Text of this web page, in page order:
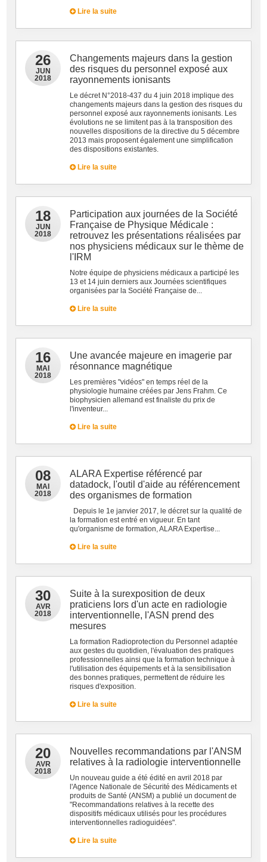
Lire la suite
26
JUN
2018
Changements majeurs dans la gestion
des risques du personnel exposé aux
rayonnements ionisants
Le décret N°2018-437 du 4 juin 2018 implique des
changements majeurs dans la gestion des risques du
personnel exposé aux rayonnements ionisants. Les
évolutions ne se limitent pas à la transposition des
nouvelles dispositions de la directive du 5 décembre
2013 mais proposent également une simplification
des dispositions existantes.
Lire la suite
18
JUN
2018
Participation aux journées de la Société
Française de Physique Médicale :
retrouvez les présentations réalisées par
nos physiciens médicaux sur le thème de
l'IRM
Notre équipe de physiciens médicaux a participé les
13 et 14 juin derniers aux Journées scientifiques
organisées par la Société Française de...
Lire la suite
16
MAI
2018
Une avancée majeure en imagerie par
résonnance magnétique
Les premières "vidéos" en temps réel de la
physiologie humaine créées par Jens Frahm. Ce
biophysicien allemand est finaliste du prix de
l'inventeur...
Lire la suite
08
MAI
2018
ALARA Expertise référencé par
datadock, l'outil d'aide au référencement
des organismes de formation
Depuis le 1e janvier 2017, le décret sur la qualité de
la formation est entré en vigueur. En tant
qu'organisme de formation, ALARA Expertise...
Lire la suite
30
AVR
2018
Suite à la surexposition de deux
praticiens lors d'un acte en radiologie
interventionnelle, l'ASN prend des
mesures
La formation Radioprotection du Personnel adaptée
aux gestes du quotidien, l'évaluation des pratiques
professionnelles ainsi que la formation technique à
l'utilisation des équipements et à la sensibilisation
des bonnes pratiques, permettent de réduire les
risques d'exposition.
Lire la suite
20
AVR
2018
Nouvelles recommandations par l'ANSM
relatives à la radiologie interventionnelle
Un nouveau guide a été édité en avril 2018 par
l'Agence Nationale de Sécurité des Médicaments et
produits de Santé (ANSM) a publié un document de
"Recommandations relatives à la recette des
dispositifs médicaux utilisés pour les procédures
interventionnelles radioguidées".
Lire la suite